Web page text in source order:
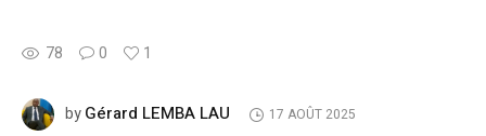
78 0 1
byGérard LEMBA LAU 17 AOÛT 2025